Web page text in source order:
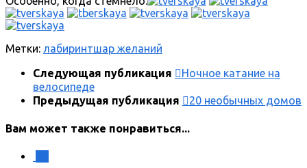
Метки: лабиринтшар желаний
Следующая публикация
Ночное катание на
велосипеде
Предыдущая публикация
20 необычных домов
Вам может также понравиться...